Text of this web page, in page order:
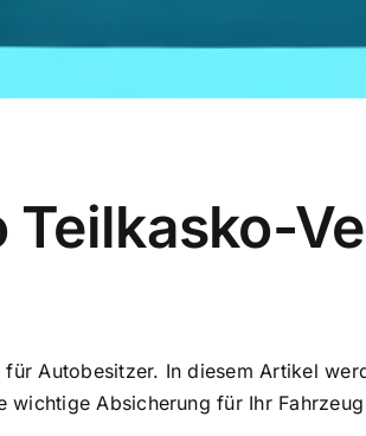
Teilkasko-
Autobesitzer. In diesem Artikel
wichtige Absicherung für Ihr